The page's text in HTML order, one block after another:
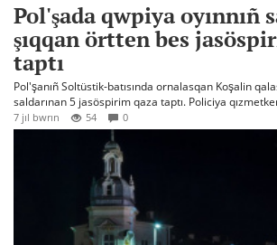
Pol'şada qwpiya oyınnıñ
şıqqan örtten bes
taptı
Pol'şanıñ Soltüstik-batısında ornalasqan Koşalin
saldarınan 5 jasöspirim qaza taptı. Policiya
7 jıl bwrın 54 0